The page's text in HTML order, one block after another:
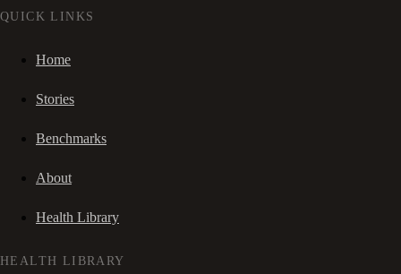
QUICK LINKS
Home
Stories
Benchmarks
About
Health Library
HEALTH LIBRARY